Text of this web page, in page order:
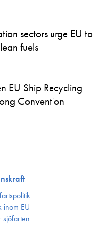
sectors urge EU to
fuels
EU Ship Recycling
Convention
inom EU
sjöfarten